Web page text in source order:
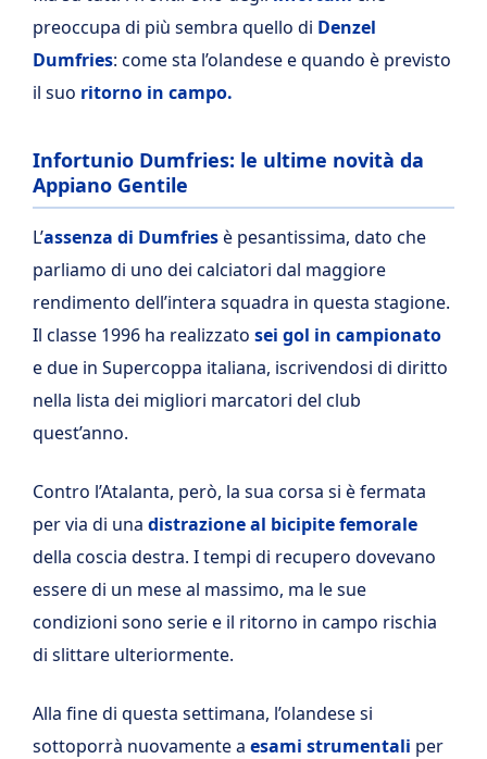
preoccupa di più sembra quello di Denzel
Dumfries: come sta l’olandese e quando è previsto
il suo ritorno in campo.
Infortunio Dumfries: le ultime novità da
Appiano Gentile
L’assenza di Dumfriesè pesantissima, dato che
parliamo di uno dei calciatori dal maggiore
rendimento dell’intera squadra in questa stagione.
Il classe 1996 ha realizzato sei gol in campionato
e due in Supercoppa italiana, iscrivendosi di diritto
nella lista dei migliori marcatori del club
quest’anno.
Contro l’Atalanta, però, la sua corsa si è fermata
per via di una distrazione al bicipite femorale
della coscia destra. I tempi di recupero dovevano
essere di un mese al massimo, ma le sue
condizioni sono serie e il ritorno in campo rischia
di slittare ulteriormente.
Alla fine di questa settimana, l’olandese si
sottoporrà nuovamente a esami strumentali per